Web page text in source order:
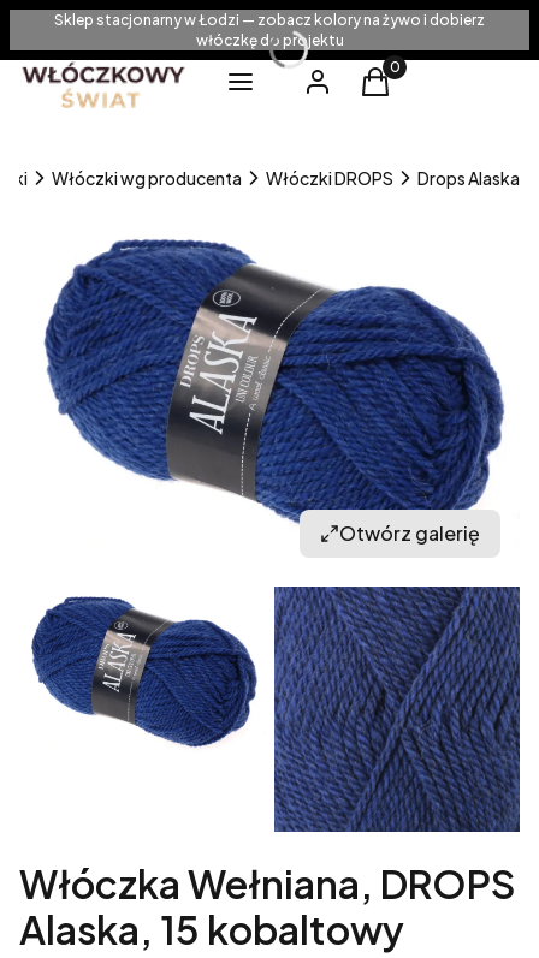
Sklep stacjonarny w Łodzi — zobacz kolory na żywo i dobierz
włóczkę do projektu
Menu
Zaloguj sięProdukty w
Koszyk
Włóczki wg producenta Włóczki DROPS Drops Alaska
Otwórz galerię
Włóczka Wełniana, DROPS
Alaska, 15 kobaltowy